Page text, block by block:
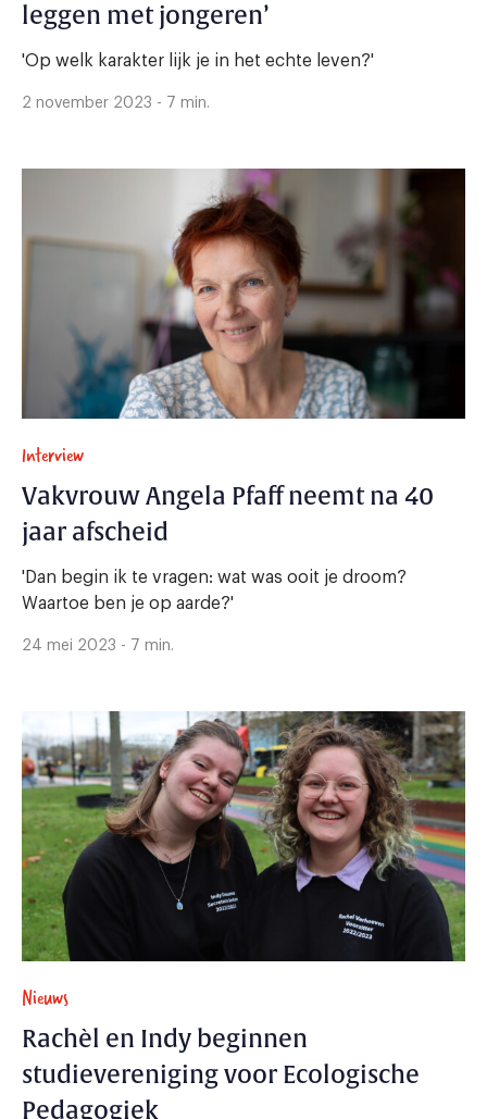
leggen met jongeren’
'Op welk karakter lijk je in het echte leven?'
2 november 2023 - 7 min.
Interview
Vakvrouw Angela Pfaff neemt na 40
jaar afscheid
'Dan begin ik te vragen: wat was ooit je droom?
Waartoe ben je op aarde?'
24 mei 2023 - 7 min.
Nieuws
Rachèl en Indy beginnen
studievereniging voor Ecologische
Pedagogiek